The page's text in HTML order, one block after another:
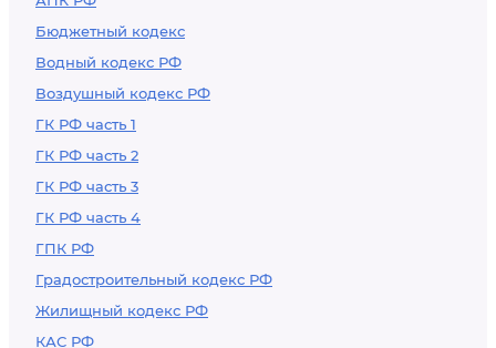
Бюджетный кодекс
Водный кодекс РФ
Воздушный кодекс РФ
ГК РФ часть 1
ГК РФ часть 2
ГК РФ часть 3
ГК РФ часть 4
ГПК РФ
Градостроительный кодекс РФ
Жилищный кодекс РФ
КАС РФ